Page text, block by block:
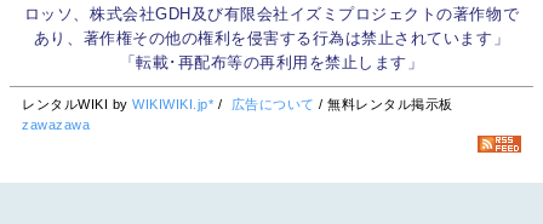
ロッソ、株式会社GDH及び有限会社イズミプロジェクトの著作物で
あり、著作権その他の権利を侵害する行為は禁止されています」
「転載･再配布等の再利用を禁止します」
レンタルWIKI byWIKIWIKI.jp* / 広告について / 無料レンタル掲示板
zawazawa